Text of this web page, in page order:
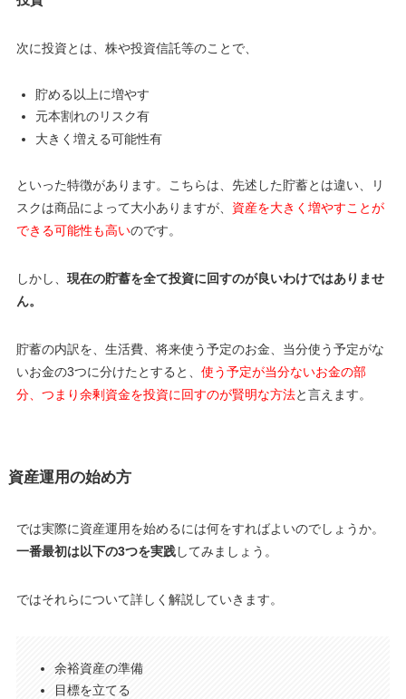
次に投資とは、株や投資信託等のことで、
貯める以上に増やす
元本割れのリスク有
大きく増える可能性有
といった特徴があります。こちらは、先述した貯蓄とは違い、リ
スクは商品によって大小ありますが、 資産を大きく増やすことが
できる可能性も高いのです。
しかし、 現在の貯蓄を全て投資に回すのが良いわけではありませ
ん。
貯蓄の内訳を、生活費、将来使う予定のお金、当分使う予定がな
いお金の3つに分けたとすると、 使う予定が当分ないお金の部
分、つまり余剰資金を投資に回すのが賢明な方法と言えます。
資産運用の始め方
では実際に資産運用を始めるには何をすればよいのでしょうか。
一番最初は以下の3つを実践してみましょう。
ではそれらについて詳しく解説していきます。
余裕資産の準備
目標を立てる